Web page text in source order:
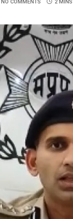
NO COMMENTS 2